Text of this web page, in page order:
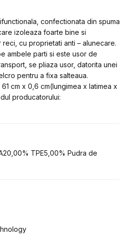
confectionata din spuma
izoleaza foarte bine si
cu proprietati anti – alunecare.
ambele parti si este usor de
se pliaza usor, datorita unei
pentru a fixa salteaua.
cm x 0,6 cm(lungimea x latimea x
producatorului:
TPE5,00% Pudra de